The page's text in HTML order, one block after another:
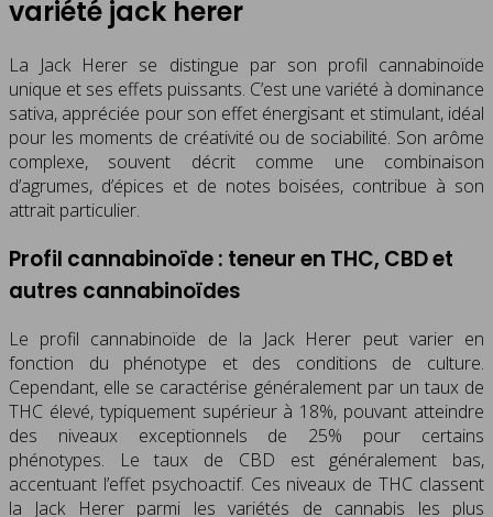
variété jack herer
La Jack Herer se distingue par son profil cannabinoïde
unique et ses effets puissants. C’est une variété à dominance
sativa, appréciée pour son effet énergisant et stimulant, idéal
pour les moments de créativité ou de sociabilité. Son arôme
complexe, souvent décrit comme une combinaison
d’agrumes, d’épices et de notes boisées, contribue à son
attrait particulier.
Profil cannabinoïde : teneur en THC, CBD et
autres cannabinoïdes
Le profil cannabinoïde de la Jack Herer peut varier en
fonction du phénotype et des conditions de culture.
Cependant, elle se caractérise généralement par un taux de
THC élevé, typiquement supérieur à 18%, pouvant atteindre
des niveaux exceptionnels de 25% pour certains
phénotypes. Le taux de CBD est généralement bas,
accentuant l’effet psychoactif. Ces niveaux de THC classent
la Jack Herer parmi les variétés de cannabis les plus